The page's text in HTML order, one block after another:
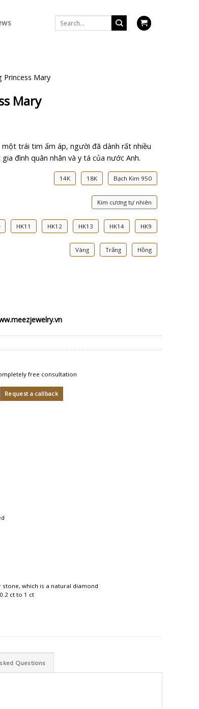
Search
for:
Princess Mary
Mary
một trái tim ấm áp, người đã dành rất nhiều
đình quân nhân và y tá của nước Anh.
14K 18K Bạch Kim 950
Kim cương tự nhiên
HK11 HK12 HK13 HK14 HK9
Vàng Trắng Hồng
free consultation
which is a natural diamond
ct to 1 ct
Questions